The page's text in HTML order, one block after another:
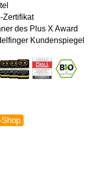
Zertifikat
des Plus X Award
Kundenspiegel